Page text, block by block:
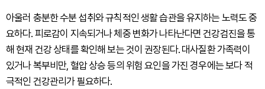
아울러 충분한 수분 섭취와 규칙적인 생활 습관을 유지하는 노력도 중
요하다. 피로감이 지속되거나 체중 변화가 나타난다면 건강검진을 통
해 현재 건강 상태를 확인해 보는 것이 권장된다. 대사질환 가족력이
있거나 복부비만, 혈압 상승 등의 위험 요인을 가진 경우에는 보다 적
극적인 건강관리가 필요하다.